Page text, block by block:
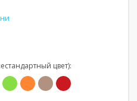
цвет):